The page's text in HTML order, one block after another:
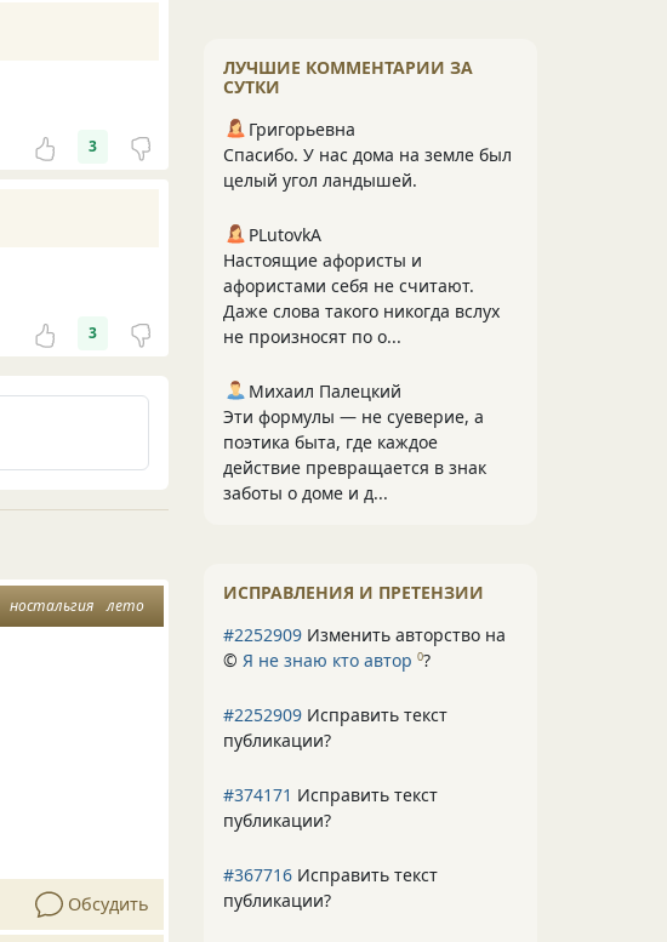
3
3
ностальгия лето
Обсудить
ЛУЧШИЕ КОММЕНТАРИИ ЗА
СУТКИ
Григорьевна
Спасибо. У нас дома на земле был
целый угол ландышей.
PLutоvkА
Настоящие афористы и
афористами себя не считают.
Даже слова такого никогда вслух
не произносят по о...
Михаил Палецкий
Эти формулы — не суеверие, а
поэтика быта, где каждое
действие превращается в знак
заботы о доме и д...
ИСПРАВЛЕНИЯ И ПРЕТЕНЗИИ
#2252909 Изменить авторство на
© Я не знаю кто автор 0?
#2252909 Исправить текст
публикации?
#374171 Исправить текст
публикации?
#367716 Исправить текст
публикации?